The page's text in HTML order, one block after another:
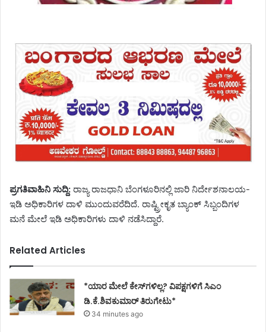
ಪ್ರಗತಿವಾಹಿನಿ ಸುದ್ದಿ: ರಾಜ್ಯ ರಾಜಧಾನಿ ಬೆಂಗಳೂರಿನಲ್ಲಿ ಜಾರಿ ನಿರ್ದೇಶನಾಲಯ-
ಇಡಿ ಅಧಿಕಾರಿಗಳ ದಾಳಿ ಮುಂದುವರೆದಿದೆ. ರಾಷ್ಟ್ರೀಕೃತ ಬ್ಯಾಂಕ್ ಸಿಬ್ಬಂದಿಗಳ
ಮನೆ ಮೇಲೆ ಇಡಿ ಅಧಿಕಾರಿಗಳು ದಾಳಿ ನಡೆಸಿದ್ದಾರೆ.
Related Articles
*ಯಾರ ಮೇಲೆ ಕೇಸ್‌ಗಳಿಲ್ಲ? ವಿಪಕ್ಷಗಳಿಗೆ ಸಿಎಂ
ಡಿ.ಕೆ.ಶಿವಕುಮಾರ್ ತಿರುಗೇಟು*
34 minutes ago